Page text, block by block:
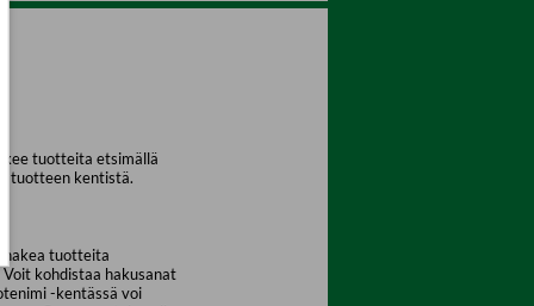
tuotteita etsimällä
tuotteen kentistä.
hakea tuotteita
kohdistaa hakusanat
-kentässä voi